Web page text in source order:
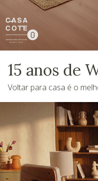
15 anos de
Voltar para casa é o